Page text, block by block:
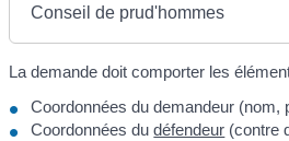
Conseil de prud'hommes
La demande doit comporter les
Coordonnées du demandeur (nom,
Coordonnées dudéfendeur (contre